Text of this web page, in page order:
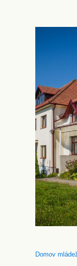
Domov